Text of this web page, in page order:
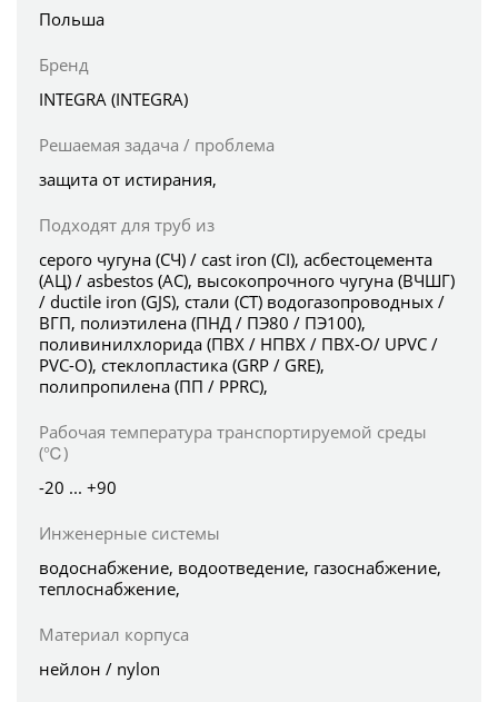
Польша
Бренд
INTEGRA (INTEGRA)
Решаемая задача / проблема
защита от истирания,
Подходят для труб из
серого чугуна (СЧ) / cast iron (CI), асбестоцемента
(АЦ) / asbestos (AC), высокопрочного чугуна (ВЧШГ)
/ ductile iron (GJS), стали (СТ) водогазопроводных /
ВГП, полиэтилена (ПНД / ПЭ80 / ПЭ100),
поливинилхлорида (ПВХ / НПВХ / ПВХ-О/ UPVC /
PVC-O), стеклопластика (GRP / GRE),
полипропилена (ПП / PPRC),
Рабочая температура транспортируемой среды
(℃)
-20 ... +90
Инженерные системы
водоснабжение, водоотведение, газоснабжение,
теплоснабжение,
Материал корпуса
нейлон / nylon